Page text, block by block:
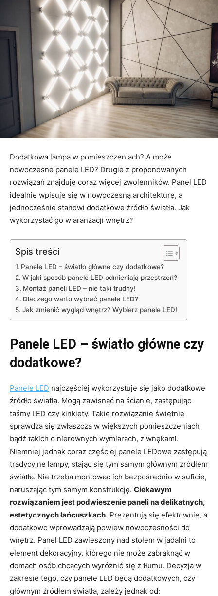
Dodatkowa lampa w pomieszczeniach? A może
nowoczesne panele LED? Drugie z proponowanych
rozwiązań znajduje coraz więcej zwolenników. Panel LED
idealnie wpisuje się w nowoczesną architekturę, a
jednocześnie stanowi dodatkowe źródło światła. Jak
wykorzystać go w aranżacji wnętrz?
Spis treści
Panele LED – światło główne czy dodatkowe?
W jaki sposób panele LED odmieniają przestrzeń?
Montaż paneli LED – nie taki trudny!
Dlaczego warto wybrać panele LED?
Jak zmienić wygląd wnętrz? Wybierz panele LED!
Panele LED – światło główne czy
dodatkowe?
Panele LED najczęściej wykorzystuje się jako dodatkowe
źródło światła. Mogą zawisnąć na ścianie, zastępując
taśmy LED czy kinkiety. Takie rozwiązanie świetnie
sprawdza się zwłaszcza w większych pomieszczeniach
bądź takich o nierównych wymiarach, z wnękami.
Niemniej jednak coraz częściej panele LEDowe zastępują
tradycyjne lampy, stając się tym samym głównym źródłem
światła. Nie trzeba montować ich bezpośrednio w suficie,
naruszając tym samym konstrukcję. Ciekawym
rozwiązaniem jest podwieszenie paneli na delikatnych,
estetycznych łańcuszkach. Prezentują się efektownie, a
dodatkowo wprowadzają powiew nowoczesności do
wnętrz. Panel LED zawieszony nad stołem w jadalni to
element dekoracyjny, którego nie może zabraknąć w
domach osób chcących wyróżnić się z tłumu. Decyzja w
zakresie tego, czy panele LED będą dodatkowych, czy
głównym źródłem światła, zależy jednak od: